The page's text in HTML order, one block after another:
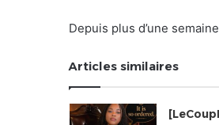
Depuis plus d’une
Articles similaires